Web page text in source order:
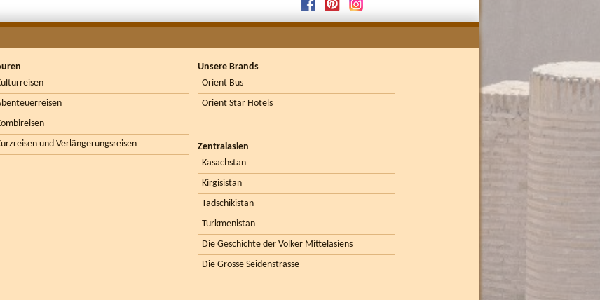
und Verlängerungsreisen
Unsere Brands
Orient Bus
Orient Star Hotels
Zentralasien
Kasachstan
Kirgisistan
Tadschikistan
Turkmenistan
Die Geschichte der Volker Mittelasiens
Die Grosse Seidenstrasse